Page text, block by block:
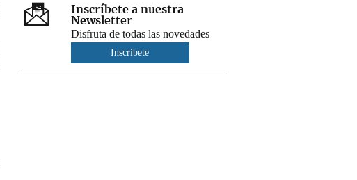
Inscríbete a nuestra
Newsletter
Disfruta de todas las novedades
Inscríbete